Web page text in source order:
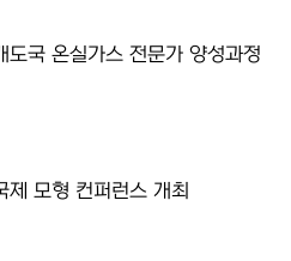
도국 온실가스 전문가 양성과정
제 모형 컨퍼런스 개최